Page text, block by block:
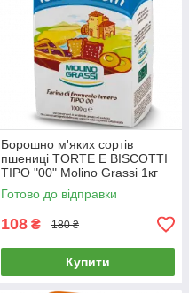
Борошно м'яких сортів
пшениці TORTE E BISCOTTI
ТІРО "00" Molino Grassi 1кг
Готово до відправки
108 ₴ 180 ₴
Купити